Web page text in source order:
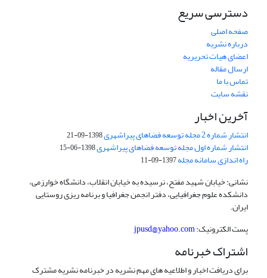
دسترسی سریع
صفحه اصلی
درباره نشریه
اعضای هیات تحریریه
ارسال مقاله
تماس با ما
نقشه سایت
آخرین اخبار
انتشار شماره 2 مجله توسعه فضاهای پیراشهری 1398-09-21
انتشار شماره اول مجله توسعه فضاهای پیراشهری1398-06-15
راه اندازی سامانه مجله1397-09-11
نشانی: خیابان شهید مفتح، نرسیده به خیابان انقلاب، دانشگاه خوارزمی،
دانشکده علوم جغرافیایی، دفتر انجمن جغرافیا و برنامه ریزی روستایی
ایران.
پست الکترونیک:jpusd@yahoo.com
اشتراک خبرنامه
برای دریافت اخبار و اطلاعیه های مهم نشریه در خبرنامه نشریه مشترک